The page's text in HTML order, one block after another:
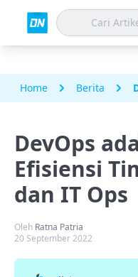
Home Berita
DevOps
Efisiensi
dan IT Ops
Oleh Ratna Patria
20 September 2022